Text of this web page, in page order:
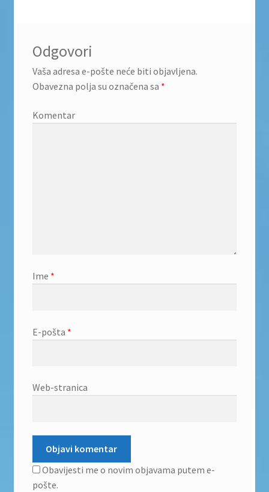
Odgovori
Vaša adresa e-pošte neće biti objavljena.
Obavezna polja su označena sa *
Komentar
Ime *
E-pošta *
Web-stranica
Obavijesti me o novim objavama putem e-
pošte.